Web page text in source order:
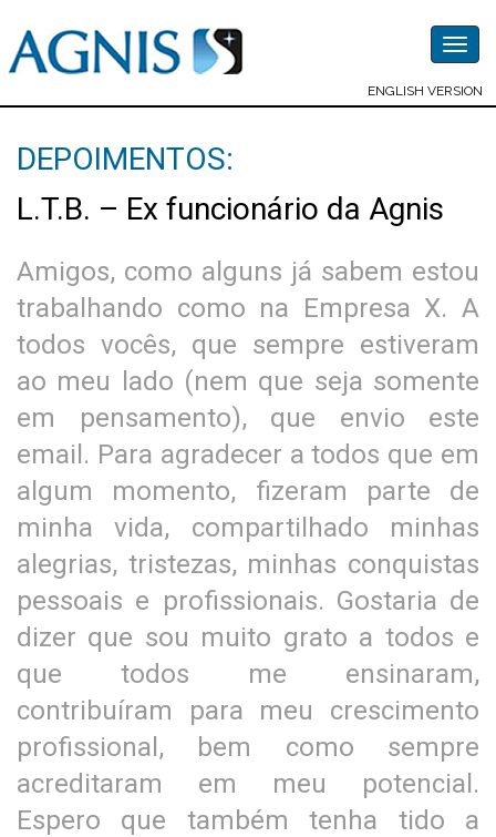
ENGLISH VERSION
DEPOIMENTOS:
L.T.B. – Ex funcionário da Agnis
Amigos, como alguns já sabem estou
trabalhando como na Empresa X. A
todos vocês, que sempre estiveram
ao meu lado (nem que seja somente
em pensamento), que envio este
email. Para agradecer a todos que em
algum momento, fizeram parte de
minha vida, compartilhado minhas
alegrias, tristezas, minhas conquistas
pessoais e profissionais. Gostaria de
dizer que sou muito grato a todos e
que todos me ensinaram,
contribuíram para meu crescimento
profissional, bem como sempre
acreditaram em meu potencial.
Espero que também tenha tido a